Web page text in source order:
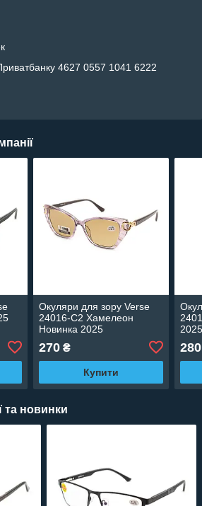
4627 0557 1041 6222
Окуляри для зору Verse
24016-C2 Хамелеон
Новинка 2025
270₴
Купити
280
та новинки